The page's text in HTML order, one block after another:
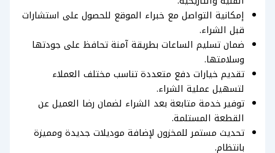
إمكانية التواصل مع خبراء الموقع للحصول على استشارات
قبل الشراء.
ضمان تسليم الساعات بطريقة آمنة تحافظ على جودتها
وسلامتها.
تقديم خيارات دفع متعددة تناسب مختلف العملاء
لتسهيل عملية الشراء.
توفير خدمة متابعة بعد الشراء لضمان رضا العميل عن
القطعة المستلمة.
تحديث مستمر للمخزون لإضافة موديلات جديدة ومميزة
بانتظام.